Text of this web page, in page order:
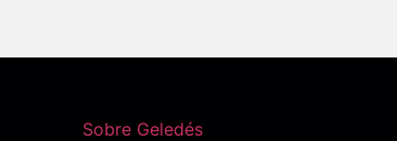
Sobre Geledés